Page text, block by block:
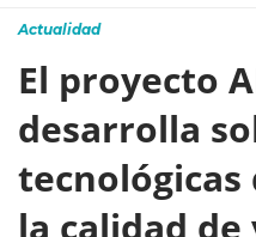
Actualidad
El proyecto
desarrolla
la calidad de